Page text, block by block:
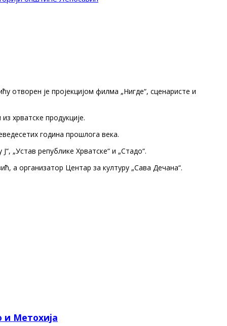
отворен је пројекцијом филма „Нигде“, сценаристе и
хрватске продукције.
година прошлога века.
„Устав републике Хрватске“ и „Стадо“.
а организатор Центар за културу „Сава Дечана“.
и Метохија